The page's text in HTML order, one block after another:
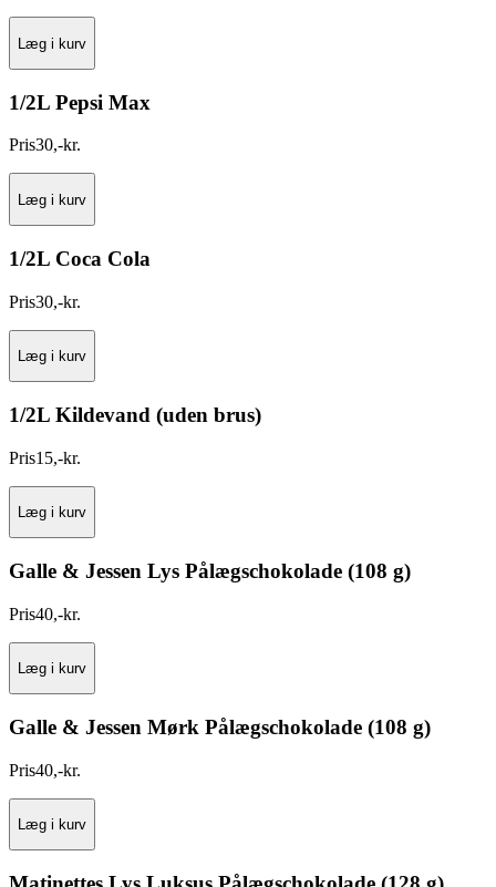
Læg i kurv
1/2L Pepsi Max
Pris30,-kr.
Læg i kurv
1/2L Coca Cola
Pris30,-kr.
Læg i kurv
1/2L Kildevand (uden brus)
Pris15,-kr.
Læg i kurv
Galle & Jessen Lys Pålægschokolade (108 g)
Pris40,-kr.
Læg i kurv
Galle & Jessen Mørk Pålægschokolade (108 g)
Pris40,-kr.
Læg i kurv